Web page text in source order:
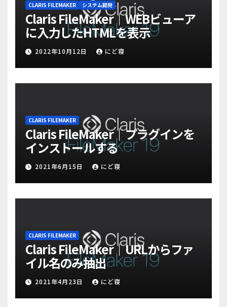
CLARIS FILEMAKER システム開発
Claris FileMaker｜WEBビューア
に入力したHTMLを表示
2022年10月12日 にど寝
CLARIS FILEMAKER
Claris FileMaker｜プラグインを
インストールする
2021年6月15日 にど寝
CLARIS FILEMAKER
Claris FileMaker｜URLからファ
イル名のみ抽出
2021年4月23日 にど寝